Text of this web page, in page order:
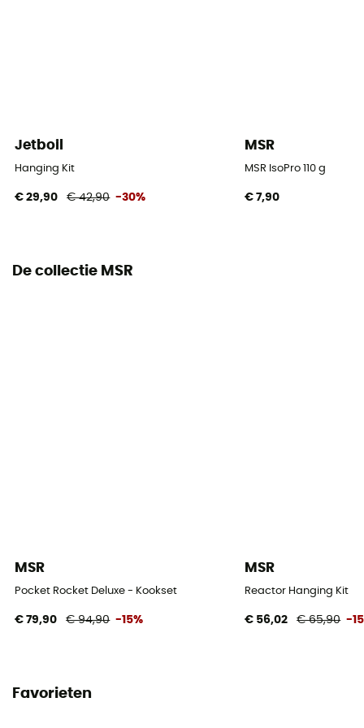
Jetboil
Hanging Kit
€ 29,90 € 42,90 -30%
MSR
MSR IsoPro 110 g
€ 7,90
De collectie MSR
MSR
Pocket Rocket Deluxe - Kookset
€ 79,90 € 94,90 -15%
MSR
Reactor Hanging Kit
€ 56,02 € 65,90 -
Favorieten